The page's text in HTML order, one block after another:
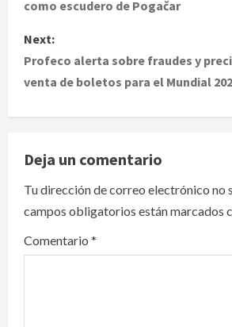
t
n
a
v
i
g
a
como escudero de Pogačar
Next:
Profeco alerta sobre fraudes y
venta de boletos para el Mundial
Deja un comentario
Tu dirección de correo electrónico no
campos obligatorios están marcados
Comentario *